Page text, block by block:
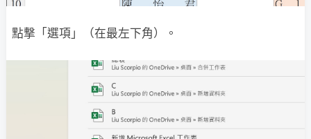
點撃「選項」（在最左下角）。